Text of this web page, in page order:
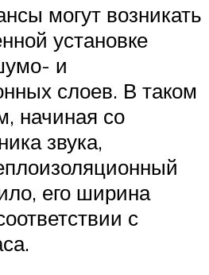
могут возникать
установке
и
слоев. В таком
начиная со
звука,
его ширина
с